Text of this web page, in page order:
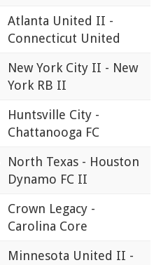
Atlanta United II -
Connecticut United
New York City II - New
York RB II
Huntsville City -
Chattanooga FC
North Texas - Houston
Dynamo FC II
Crown Legacy -
Carolina Core
Minnesota United II -